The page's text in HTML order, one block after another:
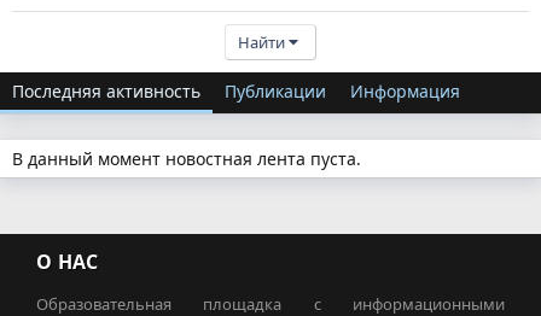
Найти
Последняя активность Публикации Информация
В данный момент новостная лента пуста.
О НАС
Образовательная площадка с информационными